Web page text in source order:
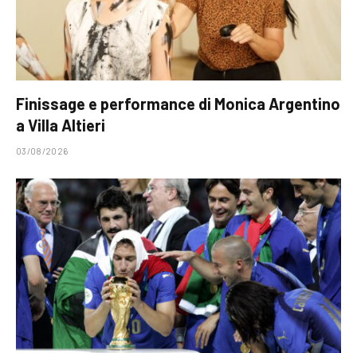
Finissage e performance di Monica Argentino
a Villa Altieri
03/08/2026